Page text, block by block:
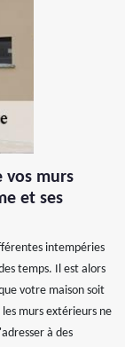
vos murs
et ses
intempéries
temps. Il est alors
votre maison soit
murs extérieurs ne
à des